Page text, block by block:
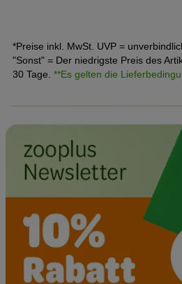
*Preise inkl. MwSt. UVP =
"Sonst" = Der niedrigste Preis des
30 Tage. **Es gelten die